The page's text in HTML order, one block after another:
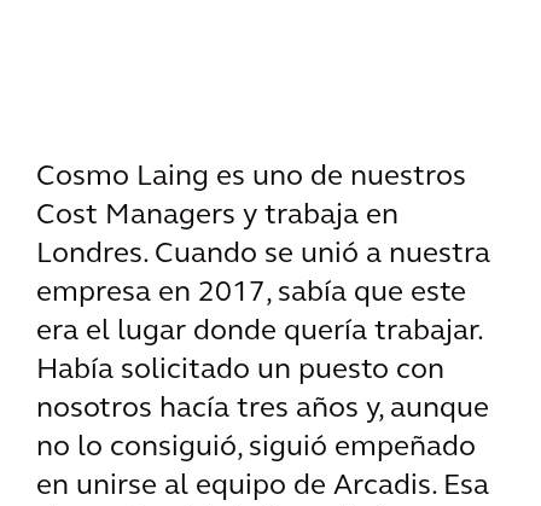
Cosmo Laing es uno de nuestros
Cost Managers y trabaja en
Londres. Cuando se unió a nuestra
empresa en 2017, sabía que este
era el lugar donde quería trabajar.
Había solicitado un puesto con
nosotros hacía tres años y, aunque
no lo consiguió, siguió empeñado
en unirse al equipo de Arcadis. Esa